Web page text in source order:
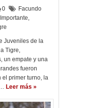
0
Facundo
Importante,
Juveniles de la
Tigre,
un empate y una
fueron
el primer turno, la
Leer más »